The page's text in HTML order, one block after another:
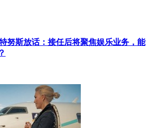
努斯放话：接任后将聚焦娱乐业务，能